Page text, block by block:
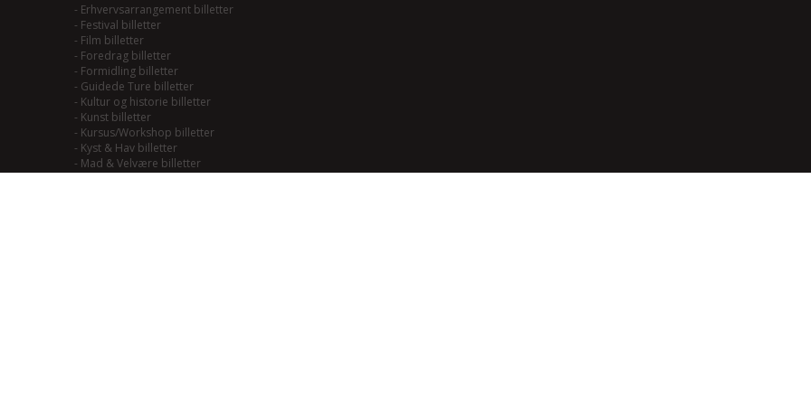
- Erhvervsarrangement billetter
- Festival billetter
- Film billetter
- Foredrag billetter
- Formidling billetter
- Guidede Ture billetter
- Kultur og historie billetter
- Kunst billetter
- Kursus/Workshop billetter
- Kyst & Hav billetter
- Mad & Velvære billetter